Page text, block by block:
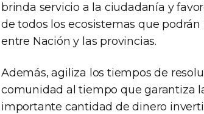
brinda servicio a la ciudadanía y
de todos los ecosistemas que
entre Nación y las provincias.
Además, agiliza los tiempos de
comunidad al tiempo que garantiza
importante cantidad de dinero